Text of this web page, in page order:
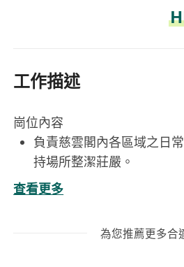
工作描述
崗位內容
負責慈雲閣內各區域之日
持場所整潔莊嚴。
協助搬抬物品，包括祭祀
及其他物資，需具備基本體
查看更多
為您推薦更多合